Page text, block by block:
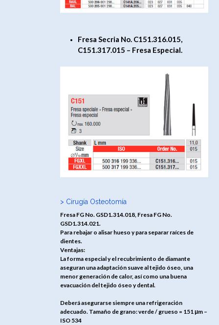
Fresa Secria No. C151.316.015,
C151.317.015 – Fresa Especial.
> Cirugía Osteotomía
Fresa FG No. GSD1.314.018, Fresa FG No.
GSD1.314.021.
Para rebajar o alisar hueso y para separar raíces de
dientes.
Ventajas:
La forma especial y el recubrimiento de diamante
aseguran una adaptación suave al tejido óseo, una
menor generación de calor, así como una buena
evacuación del tejido óseo y dental.
Deberá asegurarse siempre una refrigeración
adecuado. Tamaño de grano: verde / grueso = 151 μm –
ISO 534